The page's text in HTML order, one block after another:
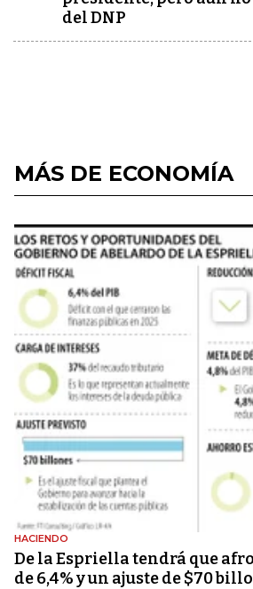
del DNP
MÁS DE ECONOMÍA
HACIENDO
De la Espriella tendrá que
de 6,4% y un ajuste de $70